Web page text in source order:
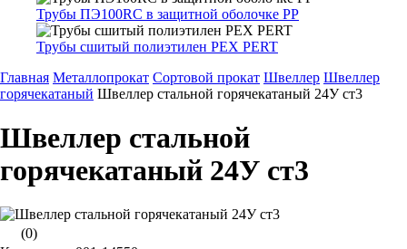
Трубы ПЭ100RC в защитной оболочке PP
Трубы сшитый полиэтилен PEX PERT
Главная Металлопрокат Сортовой прокат Швеллер Швеллер
горячекатаный Швеллер стальной горячекатаный 24У ст3
Швеллер стальной
горячекатаный 24У ст3
(0)